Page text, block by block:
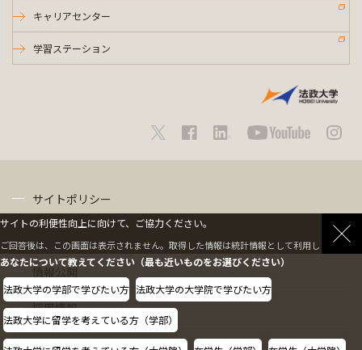
キャリアセンター
学習ステーション
サイトポリシー
情報公開
採用情報
教職員の方へ
サイトの利便性向上に向けて、ご協力ください。
ご回答後は、この画面は表示されません。取得した情報は統計情報として利用します。
あなたについて教えてください（最も近いものをお選びください）
法政大学の学部で学びたい方 法政大学の大学院で学びたい方
法政大学に留学を考えている方（学部）